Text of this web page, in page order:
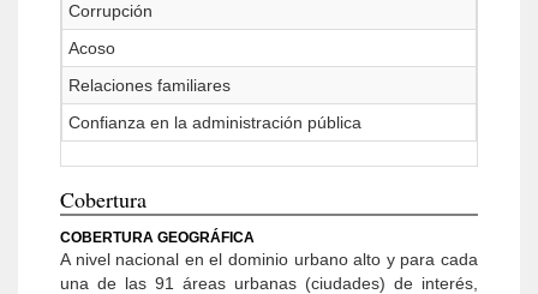
Corrupción
Acoso
Relaciones familiares
Confianza en la administración pública
Cobertura
COBERTURA GEOGRÁFICA
A nivel nacional en el dominio urbano alto y para cada
una de las 91 áreas urbanas (ciudades) de interés,